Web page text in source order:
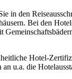
in den
Bei den
Hotel-
u.a. die